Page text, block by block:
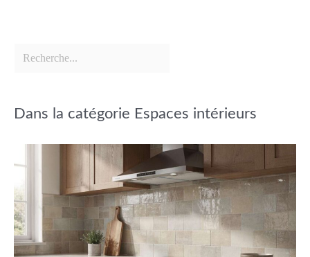
Dans la catégorie Espaces intérieurs